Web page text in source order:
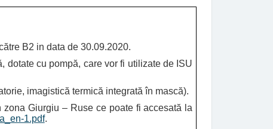
B2 in data de 30.09.2020.
dotate cu pompă, care vor fi utilizate de ISU
imagistică termică integrată în mască).
Giurgiu – Ruse ce poate fi accesată la
1.pdf.